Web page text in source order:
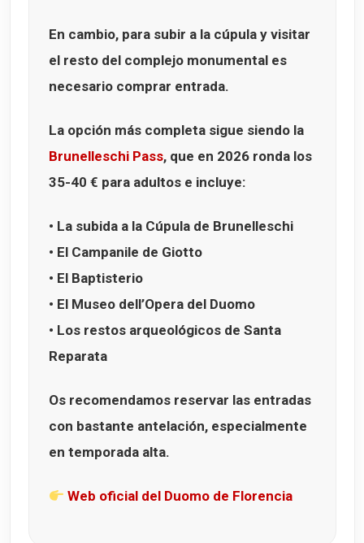
En cambio, para subir a la cúpula y visitar
el resto del complejo monumental es
necesario comprar entrada.
La opción más completa sigue siendo la
Brunelleschi Pass, que en 2026 ronda los
35-40 € para adultos e incluye:
• La subida a la Cúpula de Brunelleschi
• El Campanile de Giotto
• El Baptisterio
• El Museo dell’Opera del Duomo
• Los restos arqueológicos de Santa
Reparata
Os recomendamos reservar las entradas
con bastante antelación, especialmente
en temporada alta.
Web oficial del Duomo de Florencia